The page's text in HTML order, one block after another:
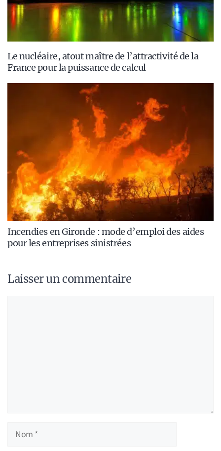
Le nucléaire, atout maître de l’attractivité de la
France pour la puissance de calcul
Incendies en Gironde : mode d’emploi des aides
pour les entreprises sinistrées
Laisser un commentaire
Nom